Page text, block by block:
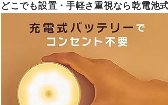
どこでも設置・手軽さ重視なら乾電池